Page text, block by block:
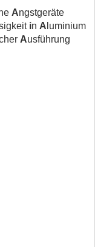
Angstgeräte
in A luminium
Ausführung